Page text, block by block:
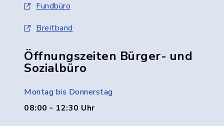
Fundbüro
Breitband
Öffnungszeiten Bürger- und
Sozialbüro
Montag bis Donnerstag
08:00 - 12:30 Uhr